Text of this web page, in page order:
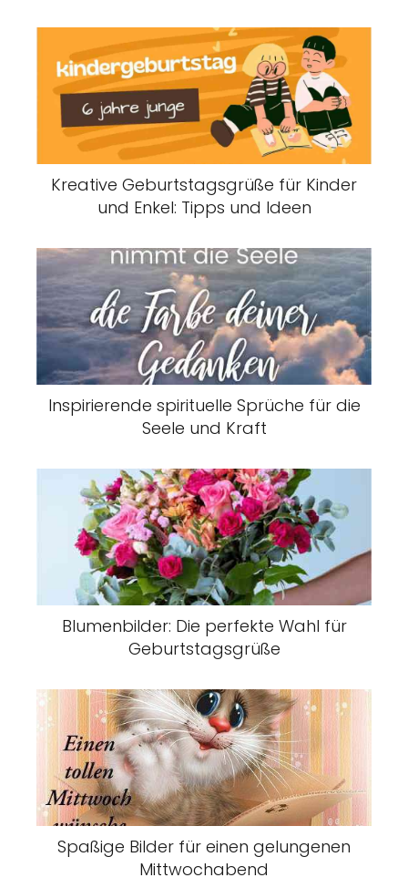
Kreative Geburtstagsgrüße für Kinder
und Enkel: Tipps und Ideen
Inspirierende spirituelle Sprüche für die
Seele und Kraft
Blumenbilder: Die perfekte Wahl für
Geburtstagsgrüße
Spaßige Bilder für einen gelungenen
Mittwochabend